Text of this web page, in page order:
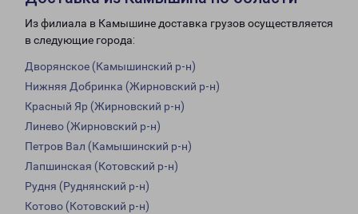
Из филиала в Камышине доставка грузов осуществляется
в следующие города:
Дворянское (Камышинский р-н)
Нижняя Добринка (Жирновский р-н)
Красный Яр (Жирновский р-н)
Линево (Жирновский р-н)
Петров Вал (Камышинский р-н)
Лапшинская (Котовский р-н)
Рудня (Руднянский р-н)
Котово (Котовский р-н)